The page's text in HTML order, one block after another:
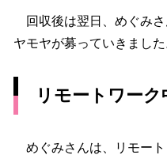
回収後は翌日、めぐみ
ヤモヤが募っていきました
リモートワー
めぐみさんは、リモート